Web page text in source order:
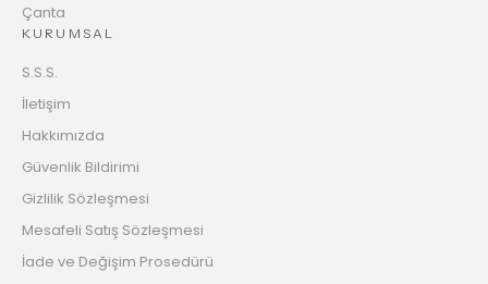
Çanta
KURUMSAL
S.S.S.
İletişim
Hakkımızda
Güvenlik Bildirimi
Gizlilik Sözleşmesi
Mesafeli Satış Sözleşmesi
İade ve Değişim Prosedürü